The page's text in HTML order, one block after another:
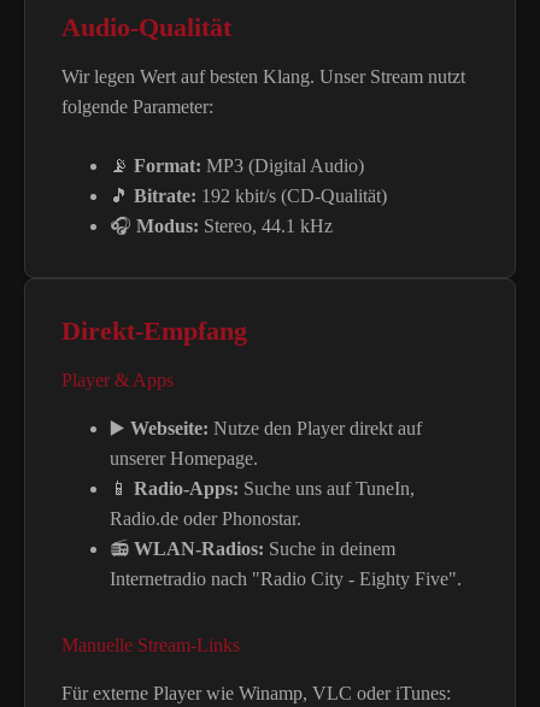
Audio-Qualität
Wir legen Wert auf besten Klang. Unser Stream nutzt
folgende Parameter:
📡 Format: MP3 (Digital Audio)
🎵 Bitrate: 192 kbit/s (CD-Qualität)
🎧 Modus: Stereo, 44.1 kHz
Direkt-Empfang
Player & Apps
▶️ Webseite: Nutze den Player direkt auf
unserer Homepage.
📱 Radio-Apps: Suche uns auf TuneIn,
Radio.de oder Phonostar.
📻 WLAN-Radios: Suche in deinem
Internetradio nach "Radio City - Eighty Five".
Manuelle Stream-Links
Für externe Player wie Winamp, VLC oder iTunes: